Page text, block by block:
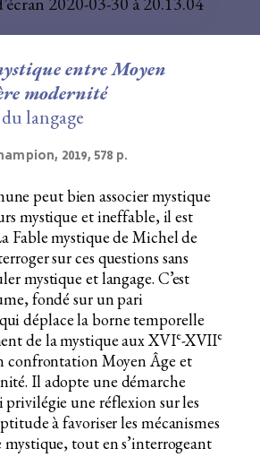
entre Moyen
modernité
langage
2019, 578 p.
peut bien associer mystique
mystique et ineffable, il est
Fable mystique de Michel de
sur ces questions sans
mystique et langage. C’est
fondé sur un pari
déplace la borne temporelle
de la mystique aux XVIe-XVIIe
confrontation Moyen Âge et
Il adopte une démarche
une réflexion sur les
à favoriser les mécanismes
tout en s’interrogeant